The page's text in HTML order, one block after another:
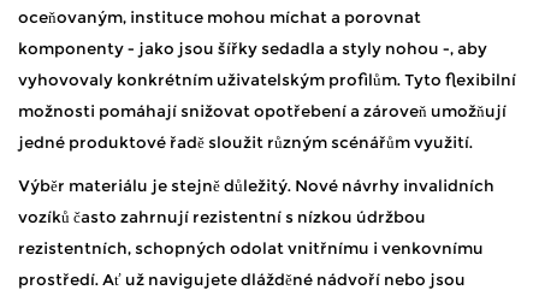
oceňovaným, instituce mohou míchat a porovnat
komponenty - jako jsou šířky sedadla a styly nohou -, aby
vyhovovaly konkrétním uživatelským profilům. Tyto flexibilní
možnosti pomáhají snižovat opotřebení a zároveň umožňují
jedné produktové řadě sloužit různým scénářům využití.
Výběr materiálu je stejně důležitý. Nové návrhy invalidních
vozíků často zahrnují rezistentní s nízkou údržbou
rezistentních, schopných odolat vnitřnímu i venkovnímu
prostředí. Ať už navigujete dlážděné nádvoří nebo jsou